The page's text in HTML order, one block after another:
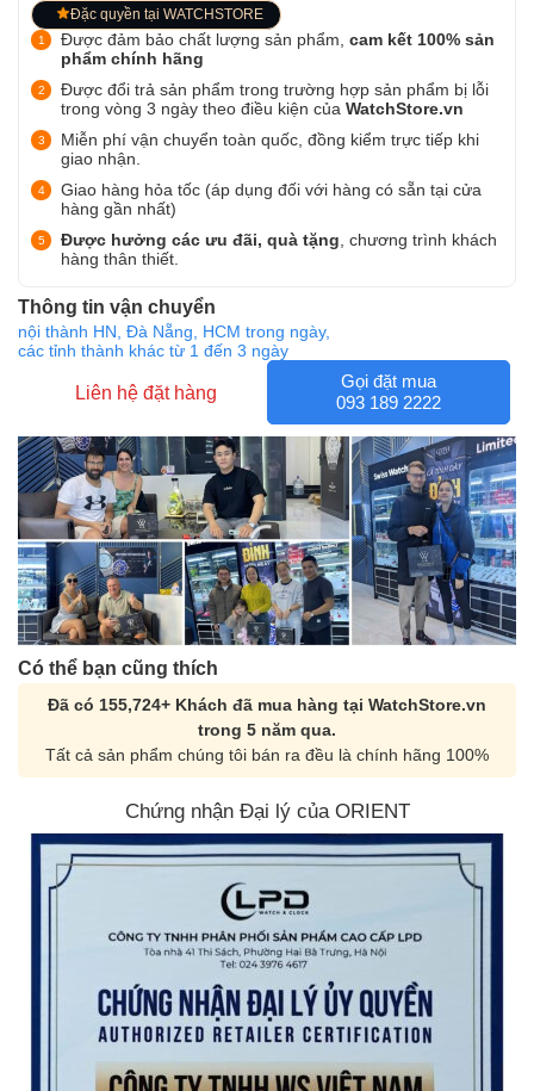
Đặc quyền tại WATCHSTORE
Được đảm bảo chất lượng sản phẩm, cam kết 100% sản
phẩm chính hãng
Được đổi trả sản phẩm trong trường hợp sản phẩm bị lỗi
trong vòng 3 ngày theo điều kiện của WatchStore.vn
Miễn phí vận chuyển toàn quốc, đồng kiểm trực tiếp khi
giao nhận.
Giao hàng hỏa tốc (áp dụng đối với hàng có sẵn tại cửa
hàng gần nhất)
Được hưởng các ưu đãi, quà tặng , chương trình khách
hàng thân thiết.
Thông tin vận chuyển
nội thành HN, Đà Nẵng, HCM trong ngày,
các tỉnh thành khác từ 1 đến 3 ngày
Liên hệ đặt hàng
Gọi đặt mua
093 189 2222
Có thể bạn cũng thích
Đã có 155,724+ Khách đã mua hàng tại WatchStore.vn
trong 5 năm qua.
Tất cả sản phẩm chúng tôi bán ra đều là chính hãng 100%
Chứng nhận Đại lý của ORIENT